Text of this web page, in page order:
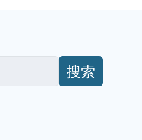
搜索